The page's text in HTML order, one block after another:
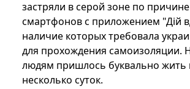
застряли в серой зоне по причине
смартфонов с приложением "Дій
наличие которых требовала
для прохождения самоизоляции.
людям пришлось буквально жить
несколько суток.